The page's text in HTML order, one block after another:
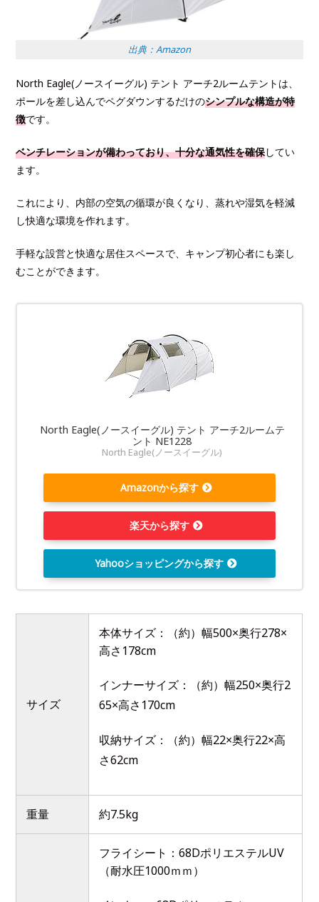
出典：Amazon
North Eagle(ノースイーグル) テント アーチ2ルームテントは、
ポールを差し込んでペグダウンするだけのシンプルな構造が特
徴です。
ベンチレーションが備わっており、十分な通気性を確保してい
ます。
これにより、内部の空気の循環が良くなり、蒸れや湿気を軽減
し快適な環境を作れます。
手軽な設営と快適な居住スペースで、キャンプ初心者にも楽し
むことができます。
North Eagle(ノースイーグル) テント アーチ2ルームテ
ント NE1228
North Eagle(ノースイーグル)
Amazonから探す
楽天から探す
Yahooショッピングから探す
サイズ
本体サイズ：（約）幅500×奥行278×
高さ178cm
インナーサイズ：（約）幅250×奥行2
65×高さ170cm
収納サイズ：（約）幅22×奥行22×高
さ62cm
重量 約7.5kg
フライシート：68DポリエステルUV
（耐水圧1000ｍｍ）